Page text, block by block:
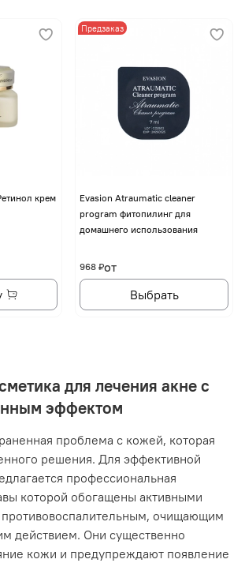
крем
Предзаказ
Evasion Atraumatic cleaner
program фитопилинг для
домашнего использования
от
968 ₽
Выбрать
для лечения акне с
эффектом
проблема с кожей, которая
решения. Для эффективной
профессиональная
которой обогащены активными
очищающим
действием. Они существенно
кожи и предупреждают появление